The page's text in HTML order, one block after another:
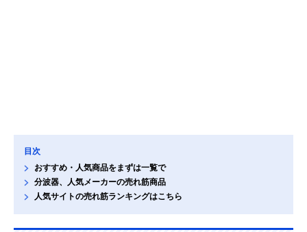
目次
おすすめ・人気商品をまずは一覧で
分波器、人気メーカーの売れ筋商品
人気サイトの売れ筋ランキングはこちら